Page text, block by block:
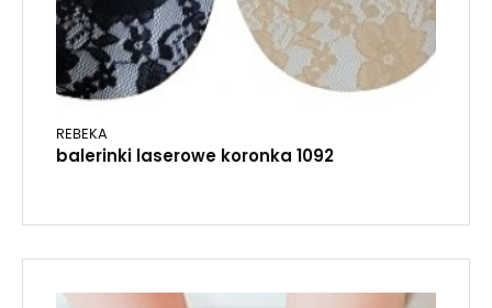
REBEKA
balerinki laserowe koronka 1092